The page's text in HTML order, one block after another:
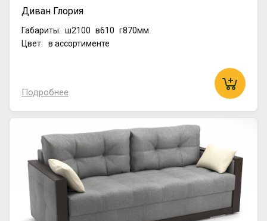
Диван Глория
Габариты: ш2100 в610 г870мм
Цвет: в ассортименте
Подробнее